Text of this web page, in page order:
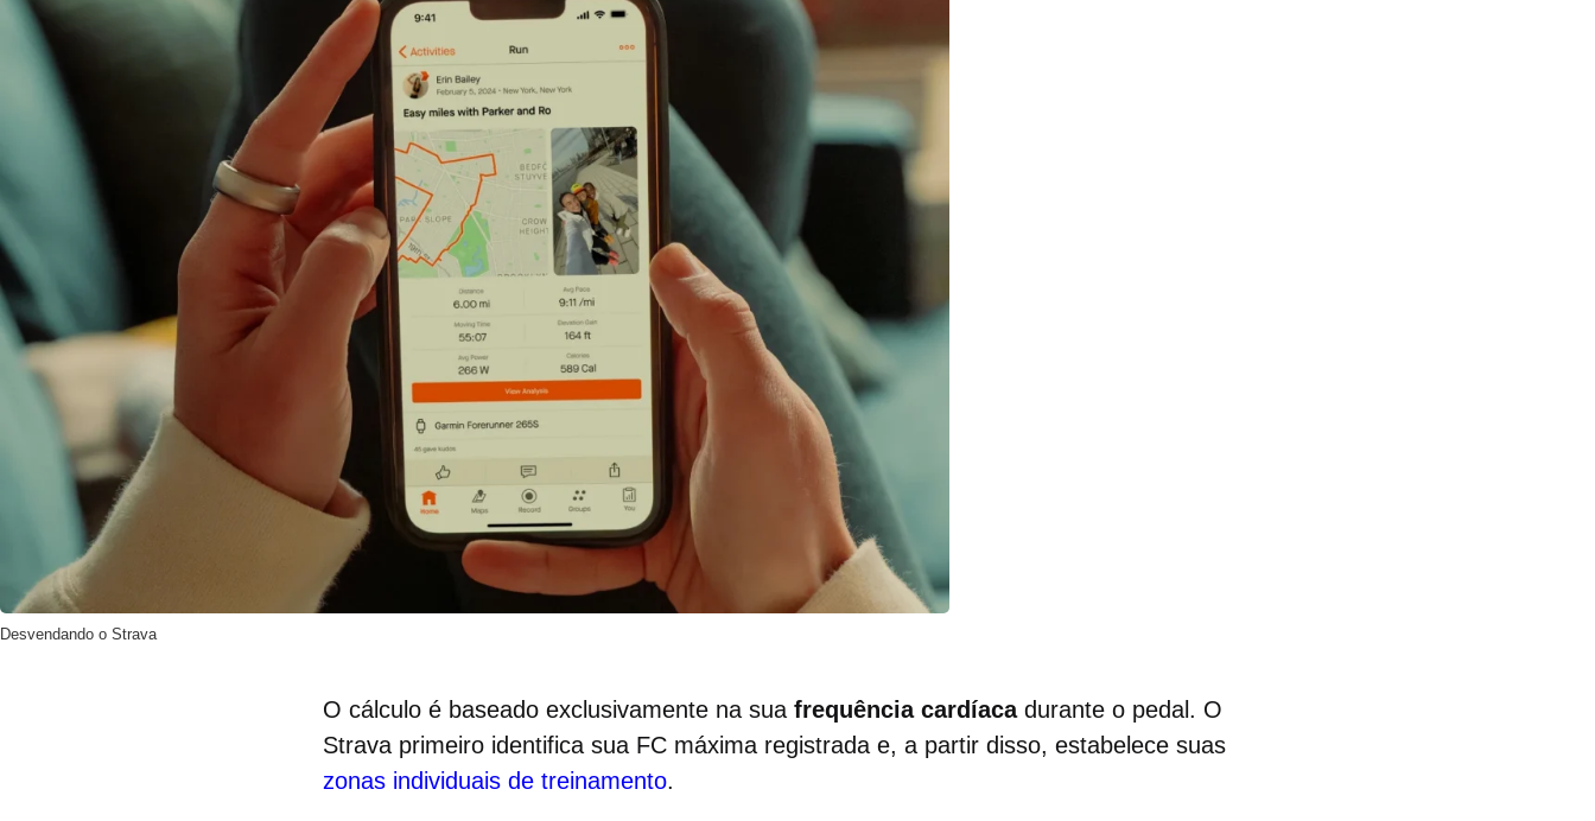
Desvendando o Strava
O cálculo é baseado exclusivamente na sua frequência cardíacadurante o pedal. O
Strava primeiro identifica sua FC máxima registrada e, a partir disso, estabelece suas
zonas individuais de treinamento.